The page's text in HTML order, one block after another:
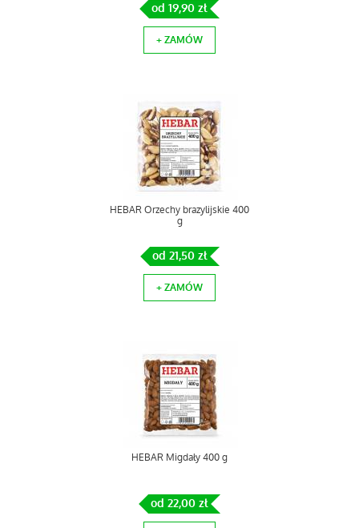
od 19,90 zł
+ ZAMÓW
HEBAR Orzechy brazylijskie 400
g
od 21,50 zł
+ ZAMÓW
HEBAR Migdały 400 g
od 22,00 zł